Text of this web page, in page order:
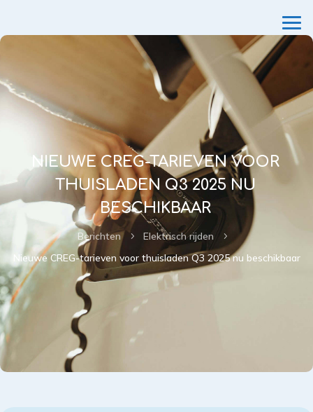
NIEUWE CREG-TARIEVEN VOOR
THUISLADEN Q3 2025 NU
BESCHIKBAAR
Berichten 5 Elektrisch rijden 5
Nieuwe CREG-tarieven voor thuisladen Q3 2025 nu beschikbaar